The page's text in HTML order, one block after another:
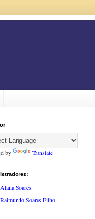
by Translate
Alana Soares
Raimundo Soares Filho